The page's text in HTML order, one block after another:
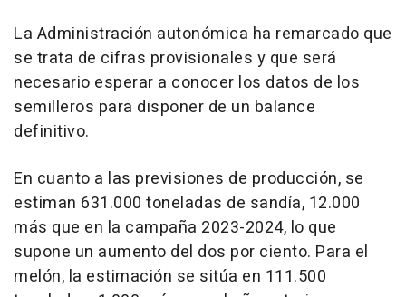
La Administración autonómica ha remarcado que
se trata de cifras provisionales y que será
necesario esperar a conocer los datos de los
semilleros para disponer de un balance
definitivo.
En cuanto a las previsiones de producción, se
estiman 631.000 toneladas de sandía, 12.000
más que en la campaña 2023-2024, lo que
supone un aumento del dos por ciento. Para el
melón, la estimación se sitúa en 111.500